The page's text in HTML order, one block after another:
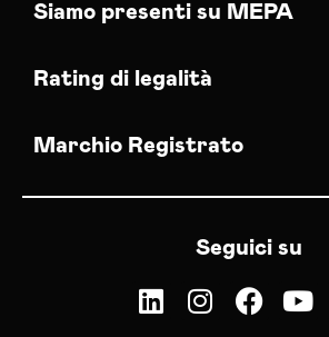
Siamo presenti su MEPA
Rating di legalità
Marchio Registrato
Seguici su